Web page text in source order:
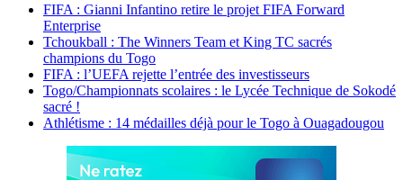
FIFA : Gianni Infantino retire le projet FIFA Forward
Enterprise
Tchoukball : The Winners Team et King TC sacrés
champions du Togo
FIFA : l’UEFA rejette l’entrée des investisseurs
Togo/Championnats scolaires : le Lycée Technique de Sokodé
sacré !
Athlétisme : 14 médailles déjà pour le Togo à Ouagadougou